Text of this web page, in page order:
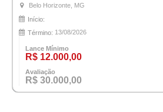
Belo Horizonte, MG
Início:
Término: 13/08/2026
Lance Mínimo
R$ 12.000,00
Avaliação
R$ 30.000,00